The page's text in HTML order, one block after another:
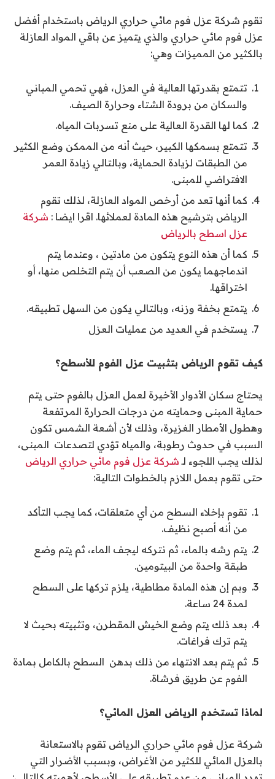
تقوم شركة عزل فوم مائي حراري الرياض باستخدام أفضل
عزل فوم مائي حراري والذي يتميز عن باقي المواد العازلة
بالكثير من المميزات وهي:
تتمتع بقدرتها العالية في العزل، فهي تحمي المباني
والسكان من برودة الشتاء وحرارة الصيف.
كما لها القدرة العالية على منع تسربات المياه.
تتمتع بسمكها الكبير، حيث أنه من الممكن وضع الكثير
من الطبقات لزيادة الحماية، وبالتالي زيادة العمر
الافتراضي للمبنى.
كما أنها تعد من أرخص المواد العازلة، لذلك تقوم
الرياض بترشيح هذه المادة لعملائها. اقرا ايضا : شركة
عزل اسطح بالرياض
كما أن هذه النوع يتكون من مادتين ، وعندما يتم
اندماجهما يكون من الصعب أن يتم التخلص منها، أو
اختراقها.
يتمتع بخفة وزنه، وبالتالي يكون من السهل تطبيقه.
يستخدم في العديد من عمليات العزل
كيف تقوم الرياض بتثبيت عزل الفوم للأسطح؟
يحتاج سكان الأدوار الأخيرة لعمل العزل بالفوم حتى يتم
حماية المبنى وحمايته من درجات الحرارة المرتفعة
وهطول الأمطار الغزيرة، وذلك لأن أشعة الشمس تكون
السبب في حدوث رطوبة، والمياه تؤدي لتصدعات المبنى،
لذلك يجب اللجوء لـ شركة عزل فوم مائي حراري الرياض
حتى تقوم بعمل اللازم بالخطوات التالية:
تقوم بإخلاء السطح من أي متعلقات، كما يجب التأكد
من أنه أصبح نظيف.
يتم رشه بالماء، ثم نتركه ليجف الماء، ثم يتم وضع
طبقة واحدة من البيتومين.
وبم إن هذه المادة مطاطية، يلزم تركها على السطح
لمدة 24 ساعة.
بعد ذلك يتم وضع الخيش المقطرن، وتثبيته بحيث لا
يتم ترك فراغات.
ثم يتم بعد الانتهاء من ذلك بدهن السطح بالكامل بمادة
الفوم عن طريق فرشاة.
لماذا تستخدم الرياض العزل المائي؟
شركة عزل فوم مائي حراري الرياض تقوم بالاستعانة
بالعزل المائي للكثير من الأغراض، وبسبب الأضرار التي